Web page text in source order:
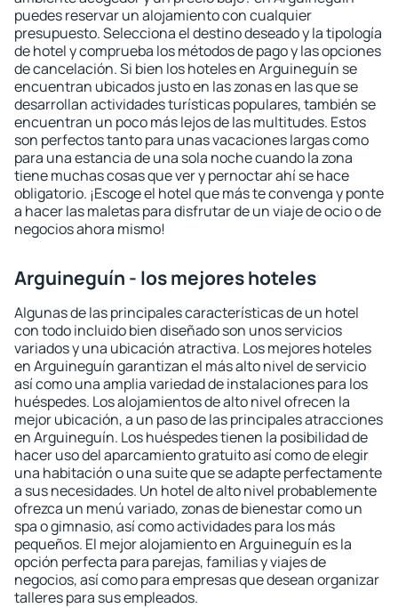
puedes reservar un alojamiento con cualquier
presupuesto. Selecciona el destino deseado y la tipología
de hotel y comprueba los métodos de pago y las opciones
de cancelación. Si bien los hoteles en Arguineguín se
encuentran ubicados justo en las zonas en las que se
desarrollan actividades turísticas populares, también se
encuentran un poco más lejos de las multitudes. Estos
son perfectos tanto para unas vacaciones largas como
para una estancia de una sola noche cuando la zona
tiene muchas cosas que ver y pernoctar ahí se hace
obligatorio. ¡Escoge el hotel que más te convenga y ponte
a hacer las maletas para disfrutar de un viaje de ocio o de
negocios ahora mismo!
Arguineguín - los mejores hoteles
Algunas de las principales características de un hotel
con todo incluido bien diseñado son unos servicios
variados y una ubicación atractiva. Los mejores hoteles
en Arguineguín garantizan el más alto nivel de servicio
así como una amplia variedad de instalaciones para los
huéspedes. Los alojamientos de alto nivel ofrecen la
mejor ubicación, a un paso de las principales atracciones
en Arguineguín. Los huéspedes tienen la posibilidad de
hacer uso del aparcamiento gratuito así como de elegir
una habitación o una suite que se adapte perfectamente
a sus necesidades. Un hotel de alto nivel probablemente
ofrezca un menú variado, zonas de bienestar como un
spa o gimnasio, así como actividades para los más
pequeños. El mejor alojamiento en Arguineguín es la
opción perfecta para parejas, familias y viajes de
negocios, así como para empresas que desean organizar
talleres para sus empleados.